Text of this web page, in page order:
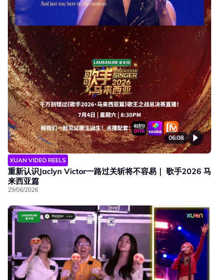
06:08
XUAN VIDEO REELS
重新认识Jaclyn Victor一路过关斩将不容易｜ 歌手2026 马
来西亚篇
29/06/2026